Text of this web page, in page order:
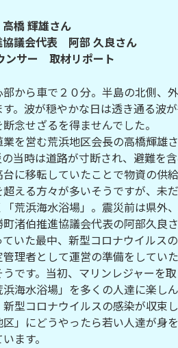
橋 輝雄さん
協議会代表 阿部 久良さん
ンサー 取材リポート
から車で２０分。半島の北側、
。波が穏やかな日は透き通る波
念せざるを得ませんでした。
を営む荒浜地区会長の高橋輝雄
当時は道路が寸断され、避難を
に移転していたことで物資の供
える方々が多いそうですが、未
荒浜海水浴場」。震災前は県外
渚伯推進協議会代表の阿部久良
いた最中、新型コロナウイルス
理者として運営の準備をしてい
です。当初、マリンレジャーを
海水浴場」を多くの人達に楽し
型コロナウイルスの感染が収束
区」にどうやったら若い人達が身
ます。